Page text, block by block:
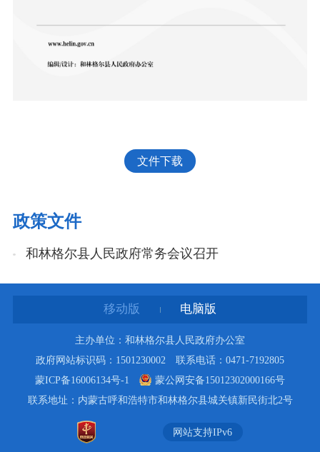
文件下载
政策文件
和林格尔县人民政府常务会议召开
移动版 电脑版
主办单位：和林格尔县人民政府办公室
政府网站标识码：1501230002 联系电话：0471-7192805
蒙ICP备16006134号-1
蒙公网安备15012302000166号
联系地址：内蒙古呼和浩特市和林格尔县城关镇新民街北2号
网站支持IPv6